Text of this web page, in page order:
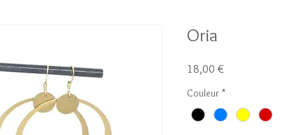
Oria
18,00 €
Couleur *